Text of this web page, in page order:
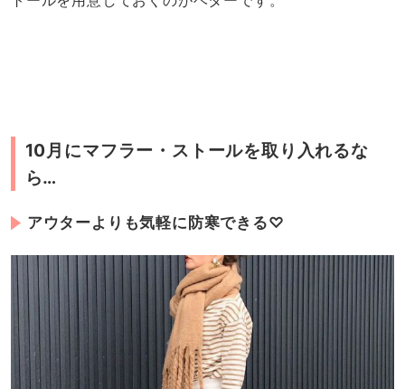
10月にマフラー・ストールを取り入れるな
ら…
アウターよりも気軽に防寒できる♡